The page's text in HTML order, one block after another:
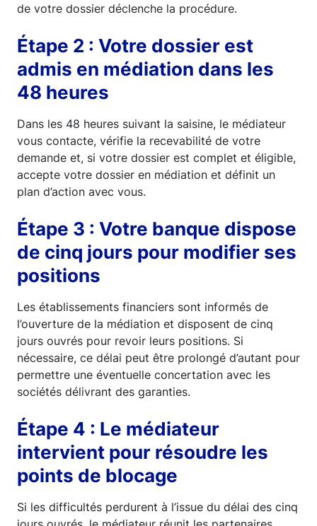
de votre dossier déclenche la procédure.
Étape 2 : Votre dossier est
admis en médiation dans les
48 heures
Dans les 48 heures suivant la saisine, le médiateur
vous contacte, vérifie la recevabilité de votre
demande et, si votre dossier est complet et éligible,
accepte votre dossier en médiation et définit un
plan d’action avec vous.
Étape 3 : Votre banque dispose
de cinq jours pour modifier ses
positions
Les établissements financiers sont informés de
l’ouverture de la médiation et disposent de cinq
jours ouvrés pour revoir leurs positions. Si
nécessaire, ce délai peut être prolongé d’autant pour
permettre une éventuelle concertation avec les
sociétés délivrant des garanties.
Étape 4 : Le médiateur
intervient pour résoudre les
points de blocage
Si les difficultés perdurent à l’issue du délai des cinq